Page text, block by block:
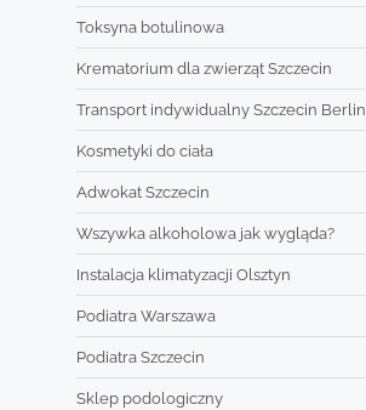
Toksyna botulinowa
Krematorium dla zwierząt Szczecin
Transport indywidualny Szczecin Berlin
Kosmetyki do ciała
Adwokat Szczecin
Wszywka alkoholowa jak wygląda?
Instalacja klimatyzacji Olsztyn
Podiatra Warszawa
Podiatra Szczecin
Sklep podologiczny